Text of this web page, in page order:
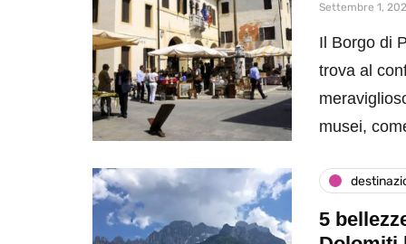
Settembre 1,
Il Borgo di
trova al
musei,
5